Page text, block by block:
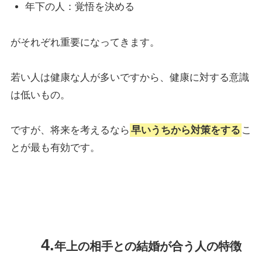
年下の人：覚悟を決める
がそれぞれ重要になってきます。
若い人は健康な人が多いですから、健康に対する意識
は低いもの。
ですが、将来を考えるなら 早いうちから対策をする こ
とが最も有効です。
年上の相手との結婚が合う人の特徴